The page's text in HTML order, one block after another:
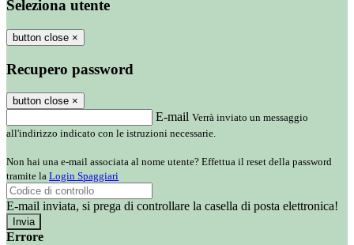
Seleziona utente
button close ×
Recupero password
button close ×
E-mail Verrà inviato un messaggio
all'indirizzo indicato con le istruzioni necessarie.
Non hai una e-mail associata al nome utente? Effettua il reset della password
tramite la Login Spaggiari
E-mail inviata, si prega di controllare la casella di posta elettronica!
Errore